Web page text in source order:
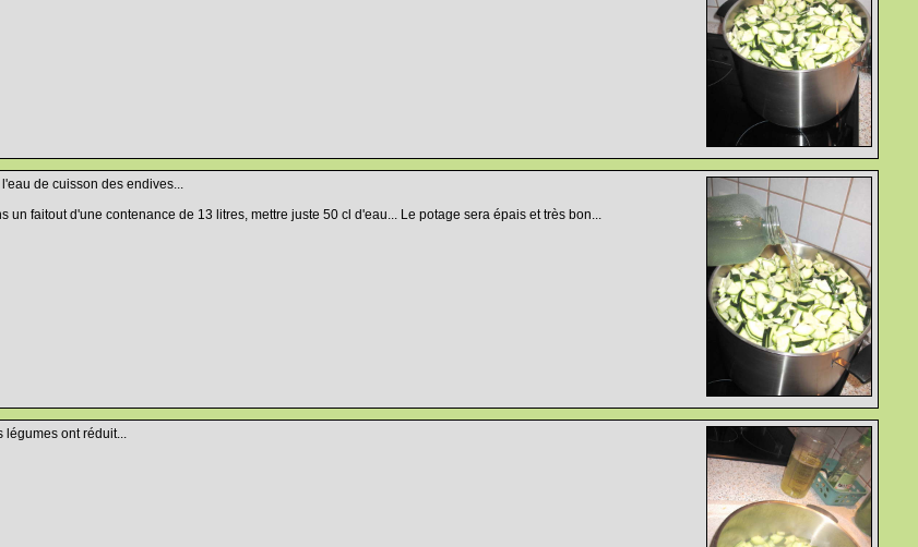
de cuisson des endives...
un faitout d'une contenance de 13 litres, mettre juste 50 cl d'eau... Le potage sera épais et très bon...
légumes ont réduit...